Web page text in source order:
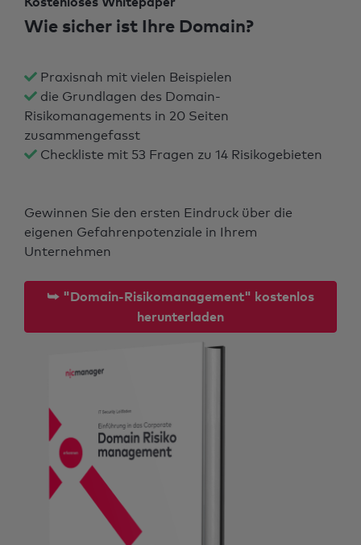
Wie sicher ist Ihre Domain?
Praxisnah mit vielen Beispielen
die Grundlagen des Domain-
Risikomanagements in 20 Seiten
zusammengefasst
Checkliste mit 53 Fragen zu 14 Risikogebieten
Gewinnen Sie den ersten Eindruck über die
eigenen Gefahrenpotenziale in Ihrem
Unternehmen
⮩ "Domain-Risikomanagement" kostenlos
herunterladen